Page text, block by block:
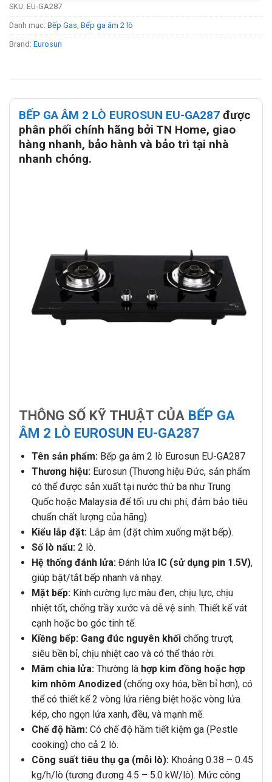
SKU: EU-GA287
Danh mục: Bếp Gas, Bếp ga âm 2 lò
Brand: Eurosun
BẾP GA ÂM 2 LÒ EUROSUN EU-GA287 được
phân phối chính hãng bởi TN Home, giao
hàng nhanh, bảo hành và bảo trì tại nhà
nhanh chóng.
THÔNG SỐ KỸ THUẬT CỦA BẾP GA
ÂM 2 LÒ EUROSUN EU-GA287
Tên sản phẩm:Bếp ga âm 2 lò Eurosun EU-GA287
Thương hiệu:Eurosun (Thương hiệu Đức, sản phẩm
có thể được sản xuất tại nước thứ ba như Trung
Quốc hoặc Malaysia để tối ưu chi phí, đảm bảo tiêu
chuẩn chất lượng của hãng).
Kiểu lắp đặt:Lắp âm (đặt chìm xuống mặt bếp).
Số lò nấu:2 lò.
Hệ thống đánh lửa:Đánh lửa IC (sử dụng pin 1.5V),
giúp bật/tắt bếp nhanh và nhạy.
Mặt bếp:Kính cường lực màu đen, chịu lực, chịu
nhiệt tốt, chống trầy xước và dễ vệ sinh. Thiết kế vát
cạnh hoặc bo góc tinh tế.
Kiềng bếp: Gang đúc nguyên khốichống trượt,
siêu bền bỉ, chịu nhiệt cao và có thể tháo rời.
Mâm chia lửa:Thường là hợp kim đồng hoặc hợp
kim nhôm Anodized(chống oxy hóa, bền bỉ hơn), có
thể có thiết kế 2 vòng lửa riêng biệt hoặc vòng lửa
kép, cho ngọn lửa xanh, đều, và mạnh mẽ.
Chế độ hầm:Có chế độ hầm tiết kiệm ga (Pestle
cooking) cho cả 2 lò.
Công suất tiêu thụ ga (mỗi lò):Khoảng 0.38 – 0.45
kg/h/lò (tương đương 4.5 – 5.0 kW/lò). Mức công